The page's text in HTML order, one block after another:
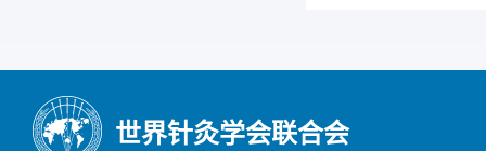
世界针灸学会联合会